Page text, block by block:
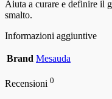
Aiuta a curare e definire il
smalto.
Informazioni aggiuntive
Brand Mesauda
Recensioni 0